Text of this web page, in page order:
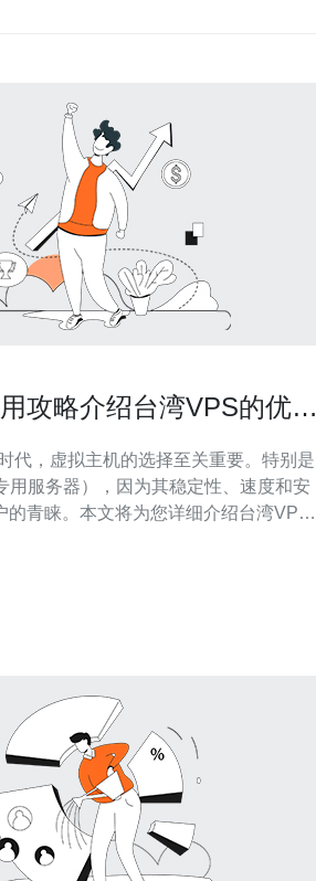
攻略介绍台湾VPS的优点
用服务器），因为其稳定性、速度和安
的青睐。本文将为您详细介绍台湾VPS